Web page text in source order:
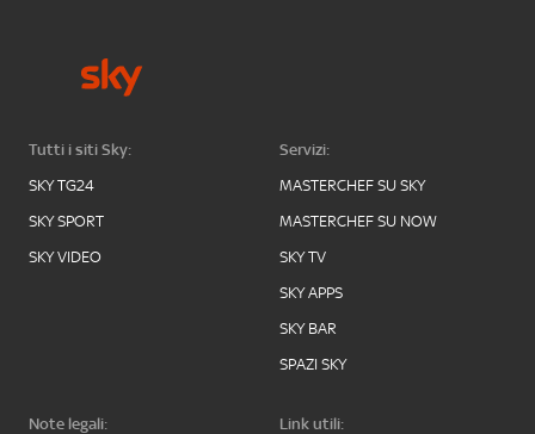
Tutti i siti Sky:
SKY TG24
SKY SPORT
SKY VIDEO
Servizi:
MASTERCHEF SU SKY
MASTERCHEF SU NOW
SKY TV
SKY APPS
SKY BAR
SPAZI SKY
Note legali:
Link utili: